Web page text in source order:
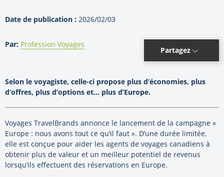
Date de publication : 2026/02/03
Par: Profession Voyages
Partagez
Selon le voyagiste, celle-ci propose plus d’économies, plus
d’offres, plus d’options et… plus d’Europe.
Voyages TravelBrands annonce le lancement de la campagne «
Europe : nous avons tout ce qu’il faut ». D’une durée limitée,
elle est conçue pour aider les agents de voyages canadiens à
obtenir plus de valeur et un meilleur potentiel de revenus
lorsqu’ils effectuent des réservations en Europe.